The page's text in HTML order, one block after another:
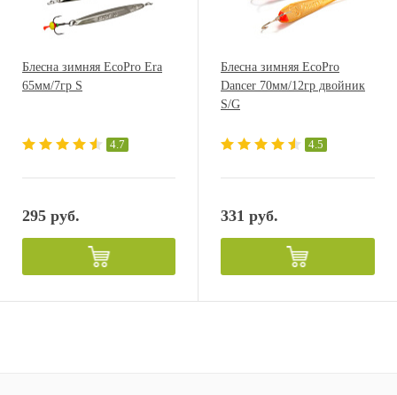
Блесна зимняя EcoPro Era
65мм/7гр S
4.7
295 руб.
Блесна зимняя EcoPro
Dancer 70мм/12гр двойник
S/G
4.5
331 руб.